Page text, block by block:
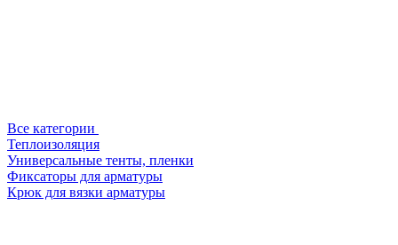
Все категории
Теплоизоляция
Универсальные тенты, пленки
Фиксаторы для арматуры
Крюк для вязки арматуры